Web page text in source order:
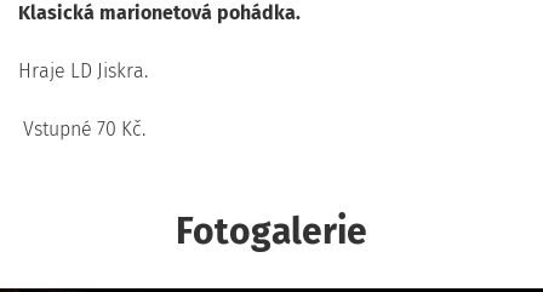
Klasická marionetová pohádka.
Hraje LD Jiskra.
Vstupné 70 Kč.
Fotogalerie